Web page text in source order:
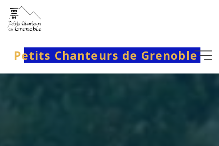
contenu
Petits Chanteurs de Grenoble